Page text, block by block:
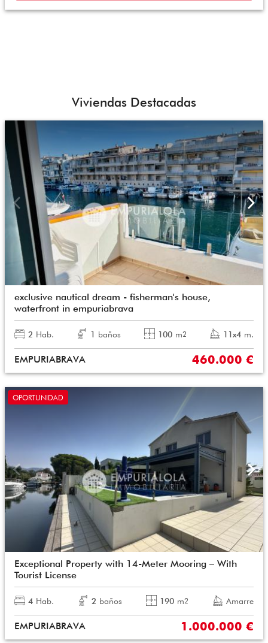
Viviendas Destacadas
exclusive nautical dream - fisherman's house,
waterfront in empuriabrava
2 Hab. 1 baños 100 m2 11x4 m.
EMPURIABRAVA 460.000 €
OPORTUNIDAD
Exceptional Property with 14-Meter Mooring – With
Tourist License
4 Hab. 2 baños 190 m2 Amarre
EMPURIABRAVA 1.000.000 €